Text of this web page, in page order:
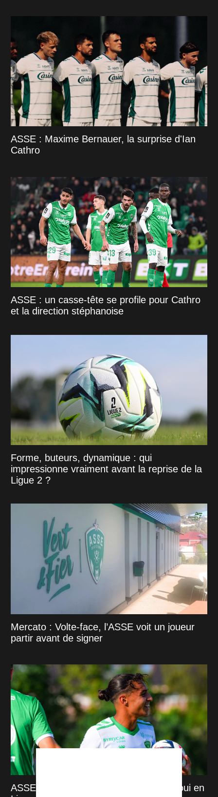
ASSE : Maxime Bernauer, la surprise d'Ian
Cathro
ASSE : un casse-tête se profile pour Cathro
et la direction stéphanoise
Forme, buteurs, dynamique : qui
impressionne vraiment avant la reprise de la
Ligue 2 ?
Mercato : Volte-face, l’ASSE voit un joueur
partir avant de signer
ASSE : Débuts compliqués pour Sahraoui en